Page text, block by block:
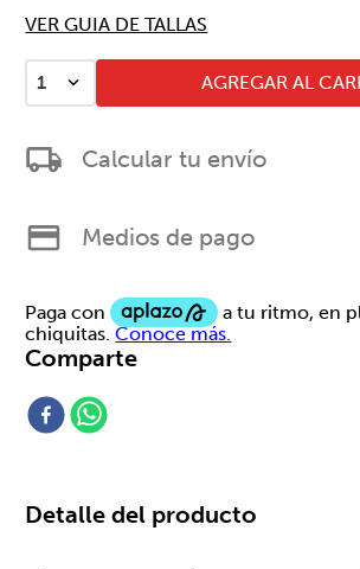
VER GUIA DE TALLAS
1 AGREGAR AL
Calcular tu envío
Medios de pago
Comparte
Detalle del producto